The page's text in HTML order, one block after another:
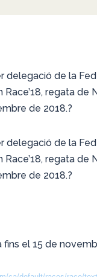
delegació de la
regata de
de 2018.?
delegació de la
regata de
de 2018.?
fins el 15 de